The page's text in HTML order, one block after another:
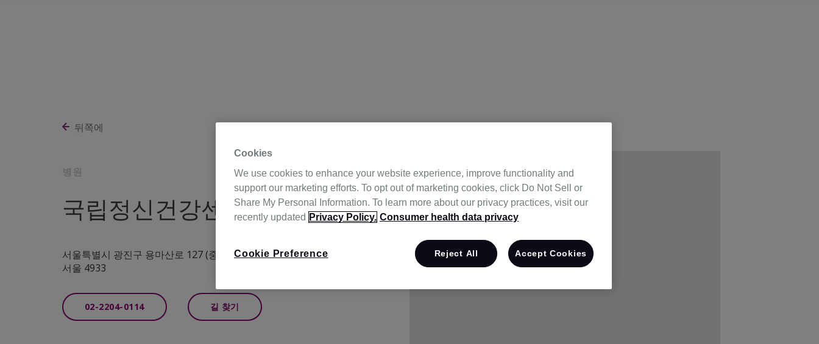
뒤쪽에
병원
국립정신건강센터
서울특별시 광진구 용마산로 127 (중곡동, 국립정신건강센터),
서울 4933
02-2204-0114 길 찾기
Cookies
We use cookies to enhance your website experience, improve functionality and
support our marketing efforts. To opt out of marketing cookies, click Do Not Sell or
Share My Personal Information. To learn more about our privacy practices, visit our
recently updated Privacy Policy. Consumer health data privacy
Cookie Preference Reject All Accept Cookies